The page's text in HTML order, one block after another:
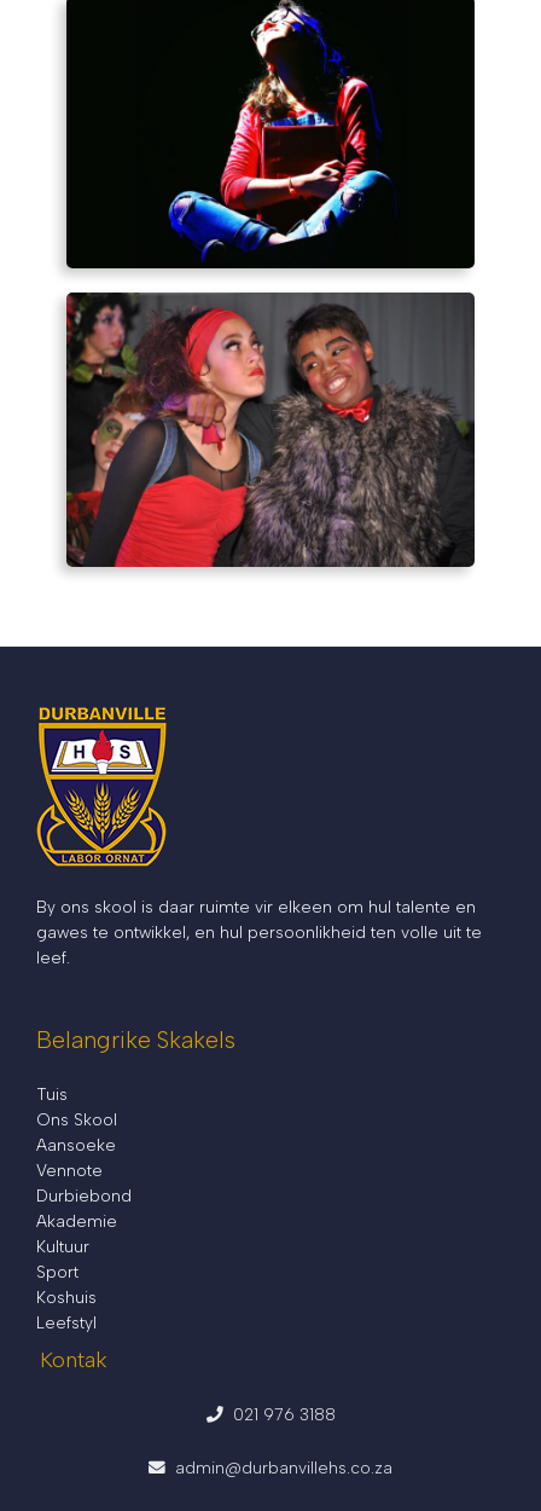
By ons skool is daar ruimte vir elkeen om hul talente en
gawes te ontwikkel, en hul persoonlikheid ten volle uit te
leef.
Belangrike Skakels
Tuis
Ons Skool
Aansoeke
Vennote
Durbiebond
Akademie
Kultuur
Sport
Koshuis
Leefstyl
Kontak
021 976 3188
admin@durbanvillehs.co.za